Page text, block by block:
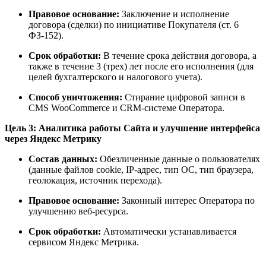
Правовое основание: Заключение и исполнение
договора (сделки) по инициативе Покупателя (ст. 6
ФЗ-152).
Срок обработки: В течение срока действия договора, а
также в течение 3 (трех) лет после его исполнения (для
целей бухгалтерского и налогового учета).
Способ уничтожения: Стирание цифровой записи в
CMS WooCommerce и CRM-системе Оператора.
Цель 3: Аналитика работы Сайта и улучшение интерфейса
через Яндекс Метрику
Состав данных: Обезличенные данные о пользователях
(данные файлов cookie, IP-адрес, тип ОС, тип браузера,
геолокация, источник перехода).
Правовое основание: Законный интерес Оператора по
улучшению веб-ресурса.
Срок обработки: Автоматически устанавливается
сервисом Яндекс Метрика.